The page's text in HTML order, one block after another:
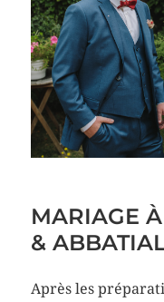
MARIAGE
&
Après les